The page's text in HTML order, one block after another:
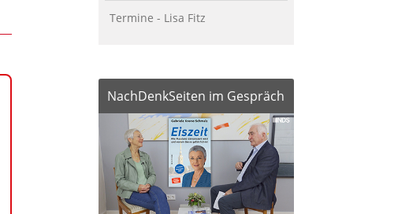
Termine - Lisa Fitz
NachDenkSeiten im Gespräch